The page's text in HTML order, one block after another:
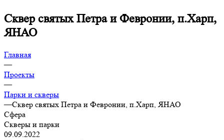
Сквер святых Петра и Февронии, п.Харп,
ЯНАО
Главная
—
Проекты
—
Парки и скверы
—Сквер святых Петра и Февронии, п.Харп, ЯНАО
Сфера
Скверы и парки
09.09.2022